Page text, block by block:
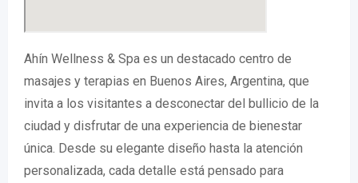
Ahín Wellness & Spa es un destacado centro de
masajes y terapias en Buenos Aires, Argentina, que
invita a los visitantes a desconectar del bullicio de la
ciudad y disfrutar de una experiencia de bienestar
única. Desde su elegante diseño hasta la atención
personalizada, cada detalle está pensado para